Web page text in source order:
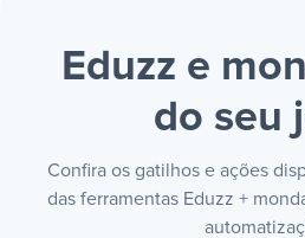
Eduzz e
do seu
Confira os gatilhos e ações
das ferramentas Eduzz +